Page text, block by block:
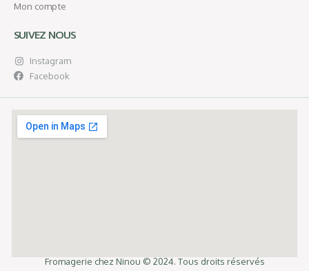
Mon compte
SUIVEZ NOUS
Instagram
Facebook
Fromagerie chez Ninou © 2024. Tous droits réservés